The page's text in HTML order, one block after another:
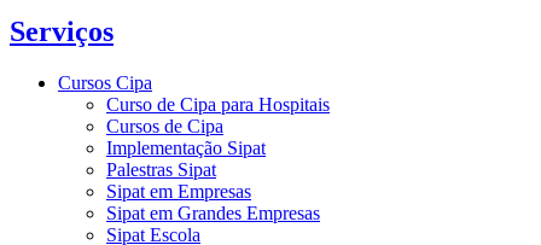
Serviços
Cursos Cipa
Curso de Cipa para Hospitais
Cursos de Cipa
Implementação Sipat
Palestras Sipat
Sipat em Empresas
Sipat em Grandes Empresas
Sipat Escola